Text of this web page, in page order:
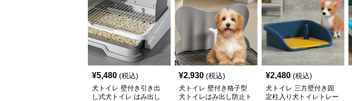
¥5,480 (税込)
犬トイレ 壁付き引き出
し式犬トイレ はみ出し
¥2,930 (税込)
犬トイレ 壁付き格子型
犬トイレはみ出し防止ト
¥2,480 (税込)
犬トイレ 三方壁付き固
定柱入り犬トイレトレー